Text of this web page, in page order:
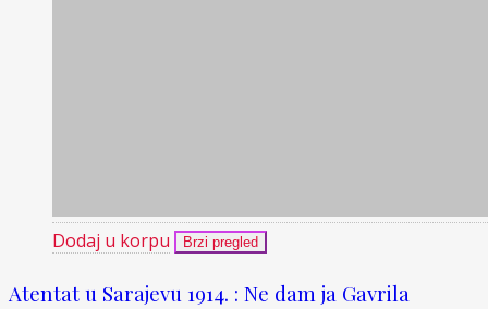
Dodaj u korpu Brzi pregled
Atentat u Sarajevu 1914. : Ne dam ja Gavrila